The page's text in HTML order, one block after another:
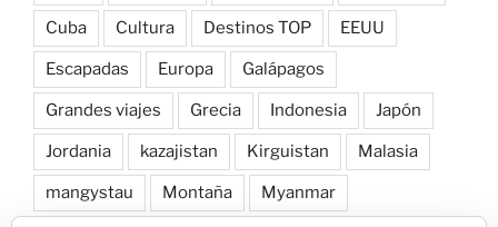
Cuba Cultura Destinos TOP EEUU
Escapadas Europa Galápagos
Grandes viajes Grecia Indonesia Japón
Jordania kazajistan Kirguistan Malasia
mangystau Montaña Myanmar